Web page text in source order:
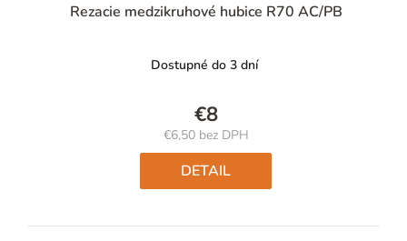
Rezacie medzikruhové hubice R70 AC/PB
Dostupné do 3 dní
€8
€6,50 bez DPH
Jednotková
cena:
DETAIL